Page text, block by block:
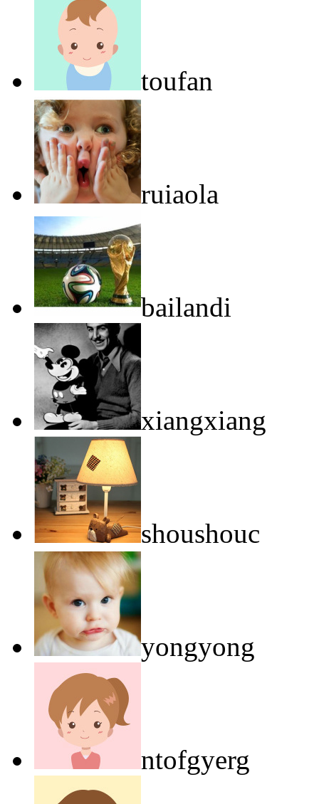
toufan
ruiaola
bailandi
xiangxiang
shoushouc
yongyong
ntofgyerg